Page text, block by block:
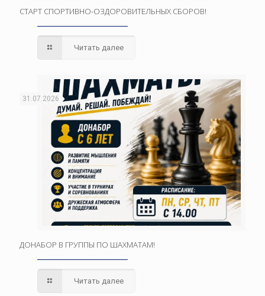
СТАРТ СПОРТИВНО-ОЗДОРОВИТЕЛЬНЫХ СБОРОВ!
Читать далее
31.07.2026
ДОНАБОР В ГРУППЫ ПО ШАХМАТАМ!
Читать далее